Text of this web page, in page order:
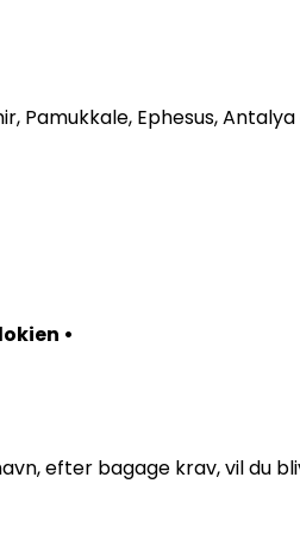
Pamukkale, Ephesus,
•
efter bagage krav, vil du